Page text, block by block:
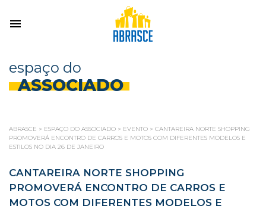
espaço do
ASSOCIADO
ABRASCE > ESPAÇO DO ASSOCIADO > EVENTO > CANTAREIRA NORTE SHOPPING
PROMOVERÁ ENCONTRO DE CARROS E MOTOS COM DIFERENTES MODELOS E
ESTILOS NO DIA 26 DE JANEIRO
CANTAREIRA NORTE SHOPPING
PROMOVERÁ ENCONTRO DE CARROS E
MOTOS COM DIFERENTES MODELOS E